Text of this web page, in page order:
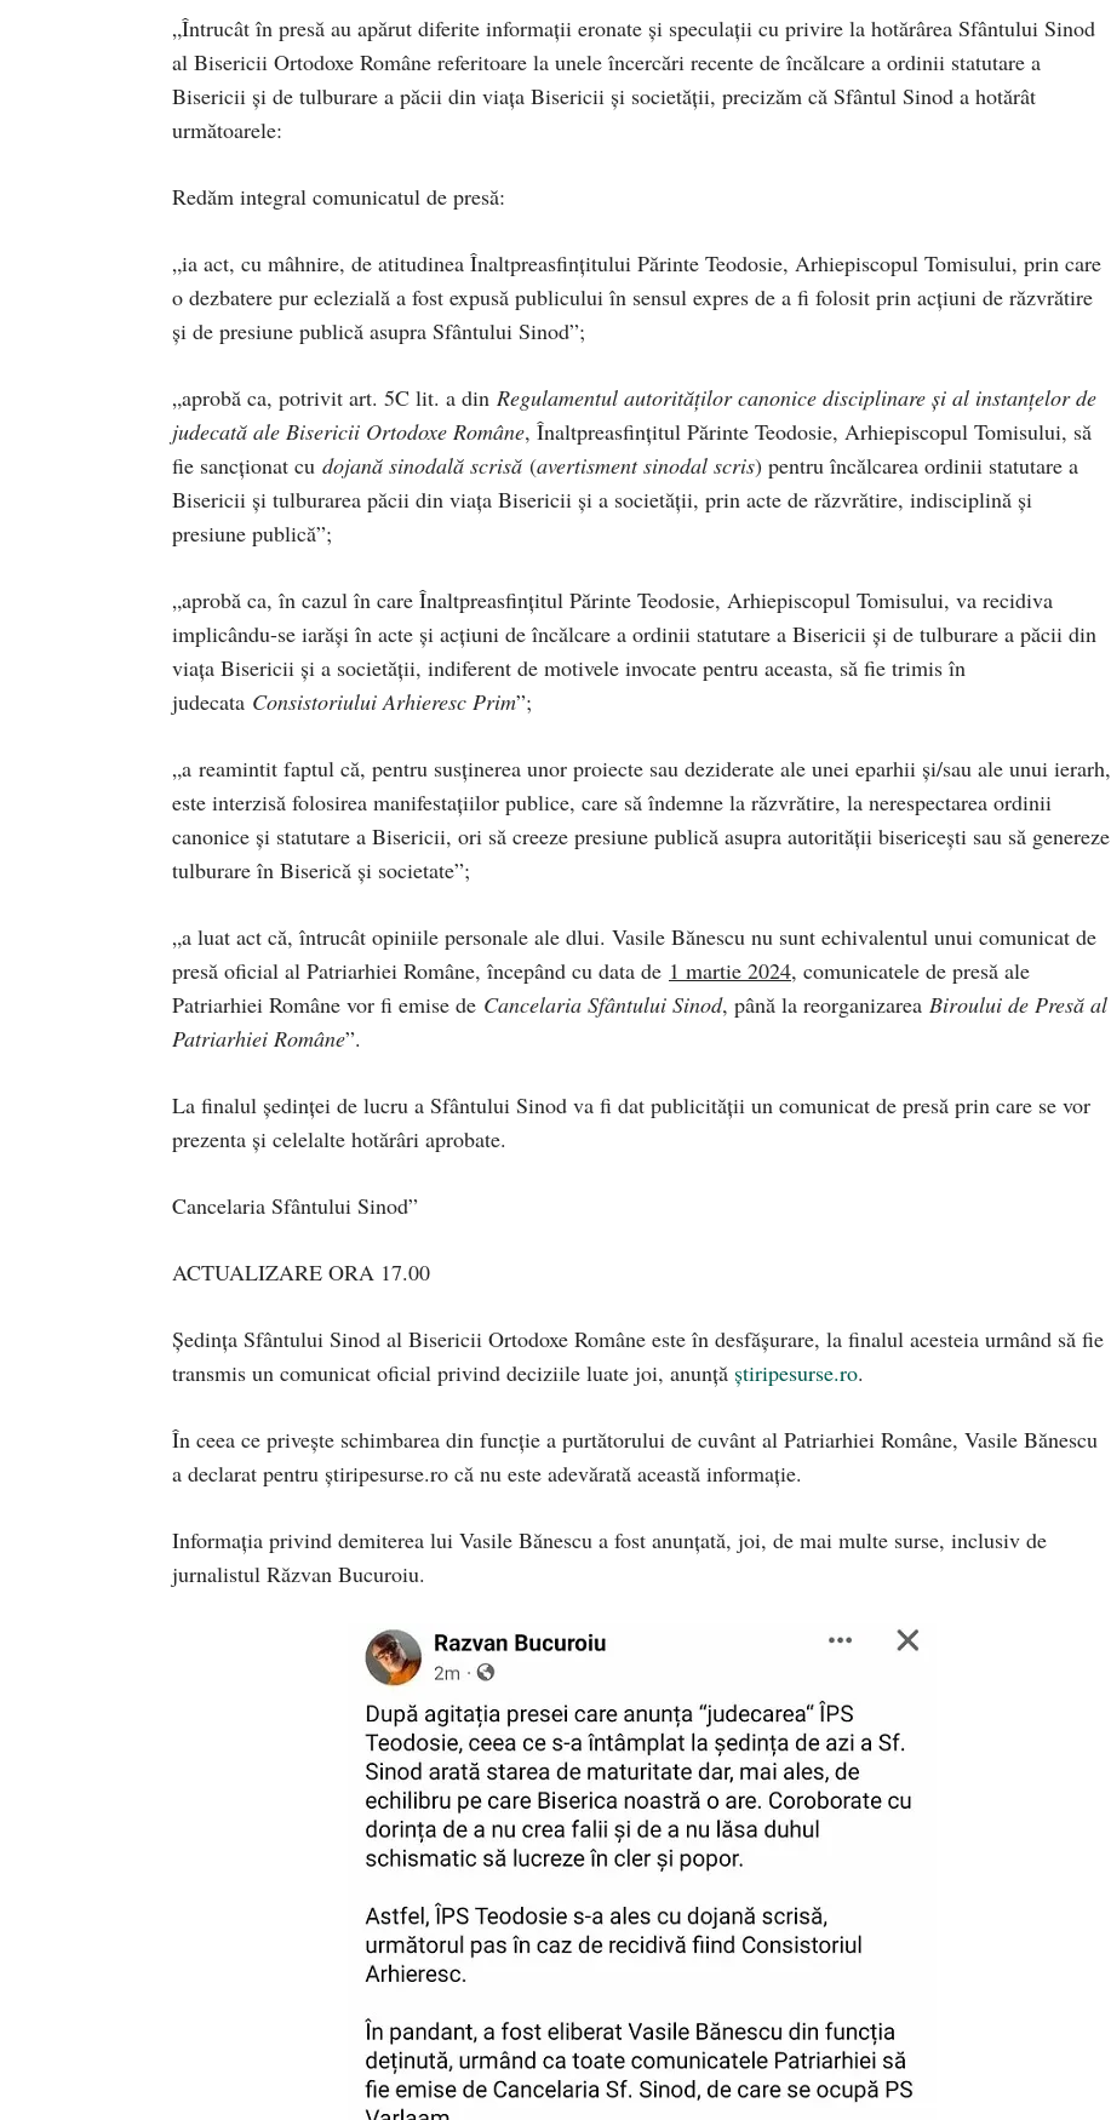
„Întrucât în presă au apărut diferite informații eronate și speculații cu privire la hotărârea Sfântului Sinod
al Bisericii Ortodoxe Române referitoare la unele încercări recente de încălcare a ordinii statutare a
Bisericii și de tulburare a păcii din viața Bisericii și societății, precizăm că Sfântul Sinod a hotărât
următoarele:
Redăm integral comunicatul de presă:
„ia act, cu mâhnire, de atitudinea Înaltpreasfințitului Părinte Teodosie, Arhiepiscopul Tomisului, prin care
o dezbatere pur eclezială a fost expusă publicului în sensul expres de a fi folosit prin acțiuni de răzvrătire
și de presiune publică asupra Sfântului Sinod”;
„aprobă ca, potrivit art. 5C lit. a din Regulamentul autorităților canonice disciplinare și al instanțelor de
judecată ale Bisericii Ortodoxe Române, Înaltpreasfințitul Părinte Teodosie, Arhiepiscopul Tomisului, să
fie sancționat cu dojană sinodală scrisă (avertisment sinodal scris) pentru încălcarea ordinii statutare a
Bisericii și tulburarea păcii din viața Bisericii și a societății, prin acte de răzvrătire, indisciplină și
presiune publică”;
„aprobă ca, în cazul în care Înaltpreasfințitul Părinte Teodosie, Arhiepiscopul Tomisului, va recidiva
implicându-se iarăși în acte și acțiuni de încălcare a ordinii statutare a Bisericii și de tulburare a păcii din
viața Bisericii și a societății, indiferent de motivele invocate pentru aceasta, să fie trimis în
judecata Consistoriului Arhieresc Prim”;
„a reamintit faptul că, pentru susținerea unor proiecte sau deziderate ale unei eparhii și/sau ale unui ierarh,
este interzisă folosirea manifestațiilor publice, care să îndemne la răzvrătire, la nerespectarea ordinii
canonice și statutare a Bisericii, ori să creeze presiune publică asupra autorității bisericești sau să genereze
tulburare în Biserică și societate”;
„a luat act că, întrucât opiniile personale ale dlui. Vasile Bănescu nu sunt echivalentul unui comunicat de
presă oficial al Patriarhiei Române, începând cu data de 1 martie 2024, comunicatele de presă ale
Patriarhiei Române vor fi emise de Cancelaria Sfântului Sinod, până la reorganizarea Biroului de Presă al
Patriarhiei Române”.
La finalul ședinței de lucru a Sfântului Sinod va fi dat publicității un comunicat de presă prin care se vor
prezenta și celelalte hotărâri aprobate.
Cancelaria Sfântului Sinod”
ACTUALIZARE ORA 17.00
Ședința Sfântului Sinod al Bisericii Ortodoxe Române este în desfășurare, la finalul acesteia urmând să fie
transmis un comunicat oficial privind deciziile luate joi, anunță știripesurse.ro.
În ceea ce privește schimbarea din funcție a purtătorului de cuvânt al Patriarhiei Române, Vasile Bănescu
a declarat pentru știripesurse.ro că nu este adevărată această informație.
Informația privind demiterea lui Vasile Bănescu a fost anunțată, joi, de mai multe surse, inclusiv de
jurnalistul Răzvan Bucuroiu.